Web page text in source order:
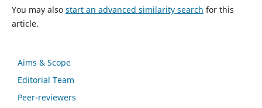
You may also start an advanced similarity search for this
article.
Aims & Scope
Editorial Team
Peer-reviewers